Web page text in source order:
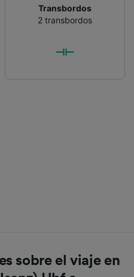
Transbordos
2 transbordos
sobre el viaje en